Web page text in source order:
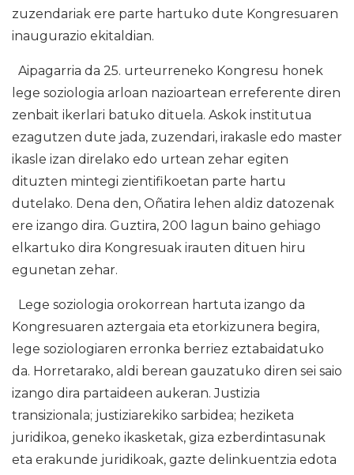
zuzendariak ere parte hartuko dute Kongresuaren
inaugurazio ekitaldian.
Aipagarria da 25. urteurreneko Kongresu honek
lege soziologia arloan nazioartean erreferente diren
zenbait ikerlari batuko dituela. Askok institutua
ezagutzen dute jada, zuzendari, irakasle edo master
ikasle izan direlako edo urtean zehar egiten
dituzten mintegi zientifikoetan parte hartu
dutelako. Dena den, Oñatira lehen aldiz datozenak
ere izango dira. Guztira, 200 lagun baino gehiago
elkartuko dira Kongresuak irauten dituen hiru
egunetan zehar.
Lege soziologia orokorrean hartuta izango da
Kongresuaren aztergaia eta etorkizunera begira,
lege soziologiaren erronka berriez eztabaidatuko
da. Horretarako, aldi berean gauzatuko diren sei saio
izango dira partaideen aukeran. Justizia
transizionala; justiziarekiko sarbidea; heziketa
juridikoa, geneko ikasketak, giza ezberdintasunak
eta erakunde juridikoak, gazte delinkuentzia edota